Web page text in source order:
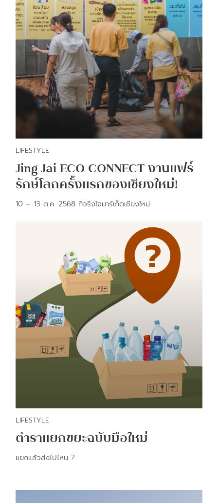
LIFESTYLE
Jing Jai ECO CONNECT งานแฟร์
รักษ์โลกครั้งแรกของเชียงใหม่!
10 – 13 ต.ค. 2568 ที่จริงใจมาร์เก็ตเชียงใหม่
LIFESTYLE
ตำราแยกขยะฉบับมือใหม่
แยกแล้วส่งไปไหน ?